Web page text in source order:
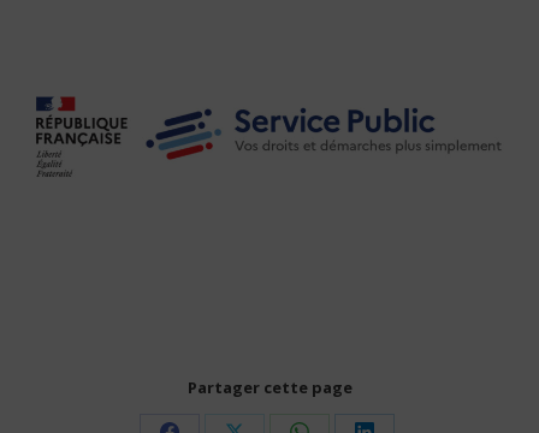
Partager cette page